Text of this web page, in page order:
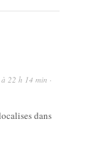
à 22 h 14 min ·
dans